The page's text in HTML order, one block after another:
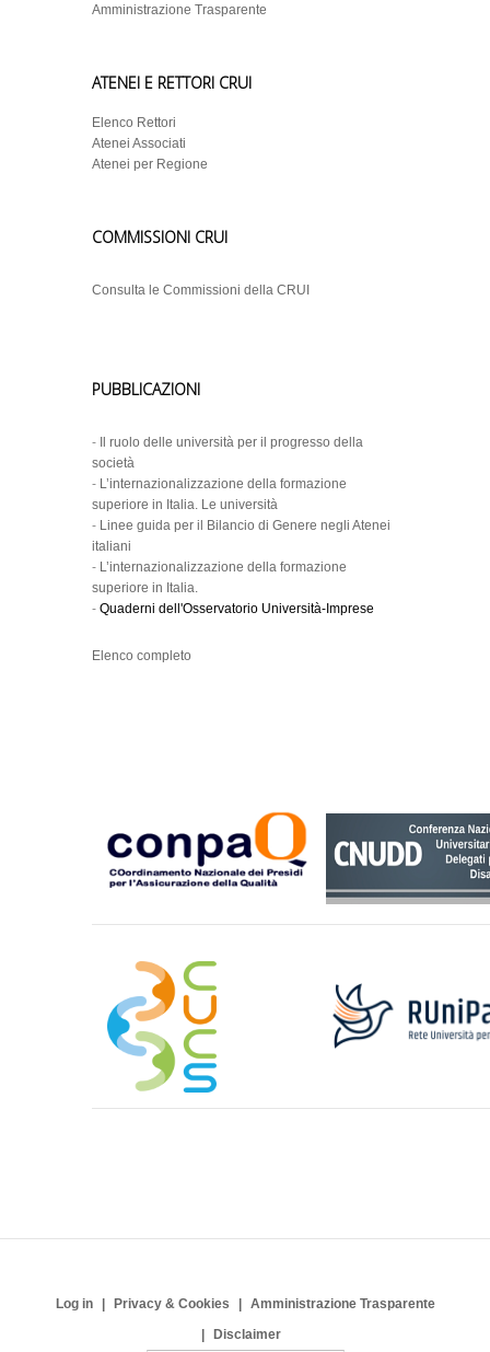
Amministrazione Trasparente
ATENEI E RETTORI CRUI
Elenco Rettori
Atenei Associati
Atenei per Regione
COMMISSIONI CRUI
Consulta le Commissioni della CRUI
PUBBLICAZIONI
-
Il ruolo delle università per il progresso della
società
- L’internazionalizzazione della formazione
superiore in Italia. Le università
- Linee guida per il Bilancio di Genere negli Atenei
italiani
- L’internazionalizzazione della formazione
superiore in Italia.
- Quaderni dell'Osservatorio Università-Imprese
Elenco completo
Log in Privacy & Cookies
Amministrazione Trasparente
Disclaimer